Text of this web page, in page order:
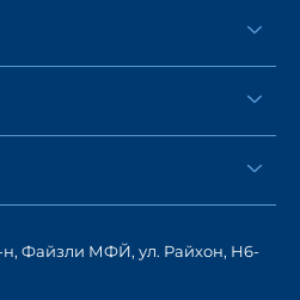
н, Файзли МФЙ, ул. Райхон, Н6-